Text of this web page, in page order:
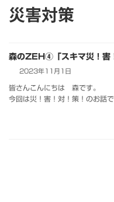
災害対策
森のZEH④「スキマ災！害
2023年11月1日
皆さんこんにちは 森です。
今回は災！害！対！策！のお話で